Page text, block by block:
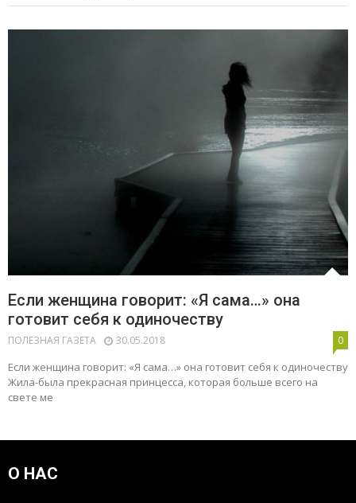
Если женщина говорит: «Я сама…» она
готовит себя к одиночеству
ПОЛЕЗНАЯ ГАЗЕТА 30.05.2018 0
Если женщина говорит: «Я сама…» она готовит себя к одиночеству
Жила-была прекрасная принцесса, которая больше всего на
свете ме
О НАС